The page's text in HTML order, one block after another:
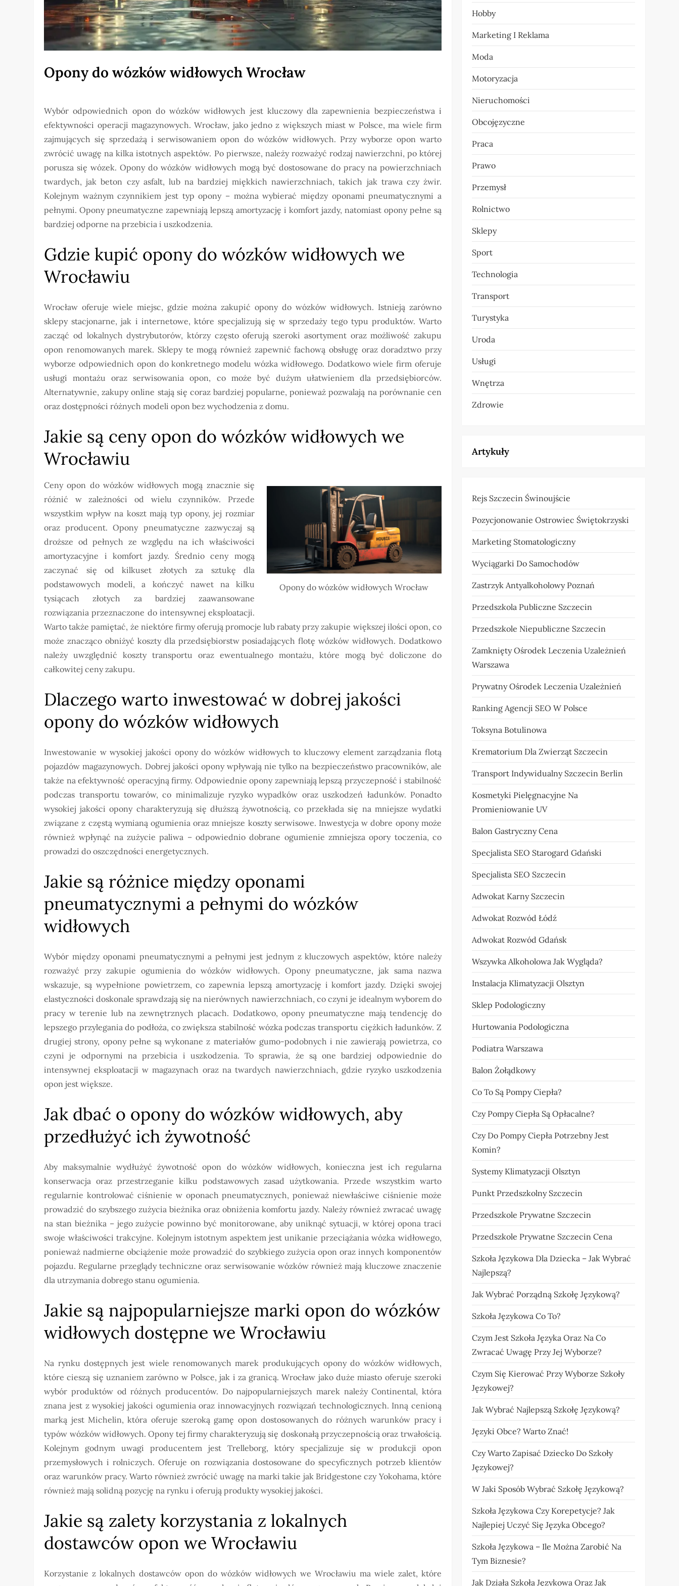
Opony do wózków widłowych Wrocław
Wybór odpowiednich opon do wózków widłowych jest kluczowy dla zapewnienia bezpieczeństwa i
efektywności operacji magazynowych. Wrocław, jako jedno z większych miast w Polsce, ma wiele firm
zajmujących się sprzedażą i serwisowaniem opon do wózków widłowych. Przy wyborze opon warto
zwrócić uwagę na kilka istotnych aspektów. Po pierwsze, należy rozważyć rodzaj nawierzchni, po której
porusza się wózek. Opony do wózków widłowych mogą być dostosowane do pracy na powierzchniach
twardych, jak beton czy asfalt, lub na bardziej miękkich nawierzchniach, takich jak trawa czy żwir.
Kolejnym ważnym czynnikiem jest typ opony – można wybierać między oponami pneumatycznymi a
pełnymi. Opony pneumatyczne zapewniają lepszą amortyzację i komfort jazdy, natomiast opony pełne są
bardziej odporne na przebicia i uszkodzenia.
Gdzie kupić opony do wózków widłowych we
Wrocławiu
Wrocław oferuje wiele miejsc, gdzie można zakupić opony do wózków widłowych. Istnieją zarówno
sklepy stacjonarne, jak i internetowe, które specjalizują się w sprzedaży tego typu produktów. Warto
zacząć od lokalnych dystrybutorów, którzy często oferują szeroki asortyment oraz możliwość zakupu
opon renomowanych marek. Sklepy te mogą również zapewnić fachową obsługę oraz doradztwo przy
wyborze odpowiednich opon do konkretnego modelu wózka widłowego. Dodatkowo wiele firm oferuje
usługi montażu oraz serwisowania opon, co może być dużym ułatwieniem dla przedsiębiorców.
Alternatywnie, zakupy online stają się coraz bardziej popularne, ponieważ pozwalają na porównanie cen
oraz dostępności różnych modeli opon bez wychodzenia z domu.
Jakie są ceny opon do wózków widłowych we
Wrocławiu
Opony do wózków widłowych Wrocław
Ceny opon do wózków widłowych mogą znacznie się
różnić w zależności od wielu czynników. Przede
wszystkim wpływ na koszt mają typ opony, jej rozmiar
oraz producent. Opony pneumatyczne zazwyczaj są
droższe od pełnych ze względu na ich właściwości
amortyzacyjne i komfort jazdy. Średnio ceny mogą
zaczynać się od kilkuset złotych za sztukę dla
podstawowych modeli, a kończyć nawet na kilku
tysiącach złotych za bardziej zaawansowane
rozwiązania przeznaczone do intensywnej eksploatacji.
Warto także pamiętać, że niektóre firmy oferują promocje lub rabaty przy zakupie większej ilości opon, co
może znacząco obniżyć koszty dla przedsiębiorstw posiadających flotę wózków widłowych. Dodatkowo
należy uwzględnić koszty transportu oraz ewentualnego montażu, które mogą być doliczone do
całkowitej ceny zakupu.
Dlaczego warto inwestować w dobrej jakości
opony do wózków widłowych
Inwestowanie w wysokiej jakości opony do wózków widłowych to kluczowy element zarządzania flotą
pojazdów magazynowych. Dobrej jakości opony wpływają nie tylko na bezpieczeństwo pracowników, ale
także na efektywność operacyjną firmy. Odpowiednie opony zapewniają lepszą przyczepność i stabilność
podczas transportu towarów, co minimalizuje ryzyko wypadków oraz uszkodzeń ładunków. Ponadto
wysokiej jakości opony charakteryzują się dłuższą żywotnością, co przekłada się na mniejsze wydatki
związane z częstą wymianą ogumienia oraz mniejsze koszty serwisowe. Inwestycja w dobre opony może
również wpłynąć na zużycie paliwa – odpowiednio dobrane ogumienie zmniejsza opory toczenia, co
prowadzi do oszczędności energetycznych.
Jakie są różnice między oponami
pneumatycznymi a pełnymi do wózków
widłowych
Wybór między oponami pneumatycznymi a pełnymi jest jednym z kluczowych aspektów, które należy
rozważyć przy zakupie ogumienia do wózków widłowych. Opony pneumatyczne, jak sama nazwa
wskazuje, są wypełnione powietrzem, co zapewnia lepszą amortyzację i komfort jazdy. Dzięki swojej
elastyczności doskonale sprawdzają się na nierównych nawierzchniach, co czyni je idealnym wyborem do
pracy w terenie lub na zewnętrznych placach. Dodatkowo, opony pneumatyczne mają tendencję do
lepszego przylegania do podłoża, co zwiększa stabilność wózka podczas transportu ciężkich ładunków. Z
drugiej strony, opony pełne są wykonane z materiałów gumo-podobnych i nie zawierają powietrza, co
czyni je odpornymi na przebicia i uszkodzenia. To sprawia, że są one bardziej odpowiednie do
intensywnej eksploatacji w magazynach oraz na twardych nawierzchniach, gdzie ryzyko uszkodzenia
opon jest większe.
Jak dbać o opony do wózków widłowych, aby
przedłużyć ich żywotność
Aby maksymalnie wydłużyć żywotność opon do wózków widłowych, konieczna jest ich regularna
konserwacja oraz przestrzeganie kilku podstawowych zasad użytkowania. Przede wszystkim warto
regularnie kontrolować ciśnienie w oponach pneumatycznych, ponieważ niewłaściwe ciśnienie może
prowadzić do szybszego zużycia bieżnika oraz obniżenia komfortu jazdy. Należy również zwracać uwagę
na stan bieżnika – jego zużycie powinno być monitorowane, aby uniknąć sytuacji, w której opona traci
swoje właściwości trakcyjne. Kolejnym istotnym aspektem jest unikanie przeciążania wózka widłowego,
ponieważ nadmierne obciążenie może prowadzić do szybkiego zużycia opon oraz innych komponentów
pojazdu. Regularne przeglądy techniczne oraz serwisowanie wózków również mają kluczowe znaczenie
dla utrzymania dobrego stanu ogumienia.
Jakie są najpopularniejsze marki opon do wózków
widłowych dostępne we Wrocławiu
Na rynku dostępnych jest wiele renomowanych marek produkujących opony do wózków widłowych,
które cieszą się uznaniem zarówno w Polsce, jak i za granicą. Wrocław jako duże miasto oferuje szeroki
wybór produktów od różnych producentów. Do najpopularniejszych marek należy Continental, która
znana jest z wysokiej jakości ogumienia oraz innowacyjnych rozwiązań technologicznych. Inną cenioną
marką jest Michelin, która oferuje szeroką gamę opon dostosowanych do różnych warunków pracy i
typów wózków widłowych. Opony tej firmy charakteryzują się doskonałą przyczepnością oraz trwałością.
Kolejnym godnym uwagi producentem jest Trelleborg, który specjalizuje się w produkcji opon
przemysłowych i rolniczych. Oferuje on rozwiązania dostosowane do specyficznych potrzeb klientów
oraz warunków pracy. Warto również zwrócić uwagę na marki takie jak Bridgestone czy Yokohama, które
również mają solidną pozycję na rynku i oferują produkty wysokiej jakości.
Jakie są zalety korzystania z lokalnych
dostawców opon we Wrocławiu
Korzystanie z lokalnych dostawców opon do wózków widłowych we Wrocławiu ma wiele zalet, które
Hobby
Marketing I Reklama
Moda
Motoryzacja
Nieruchomości
Obcojęzyczne
Praca
Prawo
Przemysł
Rolnictwo
Sklepy
Sport
Technologia
Transport
Turystyka
Uroda
Usługi
Wnętrza
Zdrowie
Artykuły
Rejs Szczecin Świnoujście
Pozycjonowanie Ostrowiec Świętokrzyski
Marketing Stomatologiczny
Wyciągarki Do Samochodów
Zastrzyk Antyalkoholowy Poznań
Przedszkola Publiczne Szczecin
Przedszkole Niepubliczne Szczecin
Zamknięty Ośrodek Leczenia Uzależnień
Warszawa
Prywatny Ośrodek Leczenia Uzależnień
Ranking Agencji SEO W Polsce
Toksyna Botulinowa
Krematorium Dla Zwierząt Szczecin
Transport Indywidualny Szczecin Berlin
Kosmetyki Pielęgnacyjne Na
Promieniowanie UV
Balon Gastryczny Cena
Specjalista SEO Starogard Gdański
Specjalista SEO Szczecin
Adwokat Karny Szczecin
Adwokat Rozwód Łódź
Adwokat Rozwód Gdańsk
Wszywka Alkoholowa Jak Wygląda?
Instalacja Klimatyzacji Olsztyn
Sklep Podologiczny
Hurtowania Podologiczna
Podiatra Warszawa
Balon Żołądkowy
Co To Są Pompy Ciepła?
Czy Pompy Ciepła Są Opłacalne?
Czy Do Pompy Ciepła Potrzebny Jest
Komin?
Systemy Klimatyzacji Olsztyn
Punkt Przedszkolny Szczecin
Przedszkole Prywatne Szczecin
Przedszkole Prywatne Szczecin Cena
Szkoła Językowa Dla Dziecka – Jak Wybrać
Najlepszą?
Jak Wybrać Porządną Szkołę Językową?
Szkoła Językowa Co To?
Czym Jest Szkoła Języka Oraz Na Co
Zwracać Uwagę Przy Jej Wyborze?
Czym Się Kierować Przy Wyborze Szkoły
Językowej?
Jak Wybrać Najlepszą Szkołę Językową?
Języki Obce? Warto Znać!
Czy Warto Zapisać Dziecko Do Szkoły
Językowej?
W Jaki Sposób Wybrać Szkołę Językową?
Szkoła Językowa Czy Korepetycje? Jak
Najlepiej Uczyć Się Języka Obcego?
Szkoła Językowa – Ile Można Zarobić Na
Tym Biznesie?
Jak Działa Szkoła Językowa Oraz Jak